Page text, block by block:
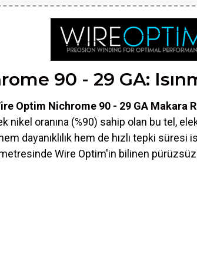
90 - 29 GA:
Optim Nichrome 90 - 29 GA Makara
oranına (%90) sahip olan bu tel,
dayanıklılık hem de hızlı tepki
Wire Optim'in bilinen